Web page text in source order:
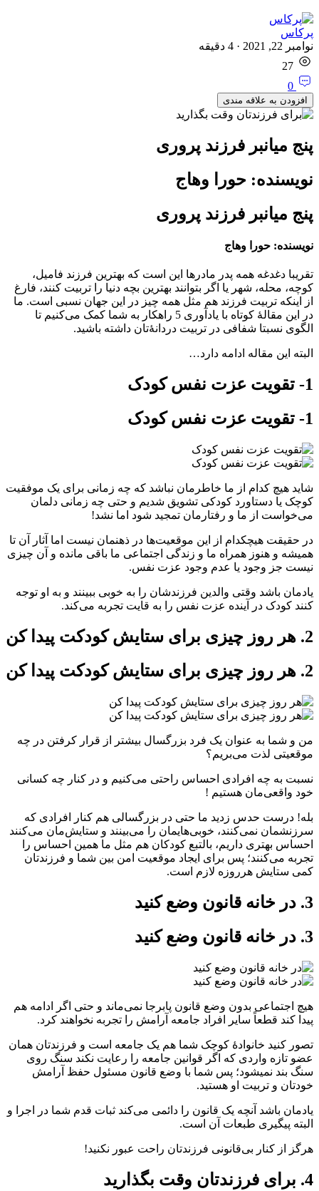
پرکاس
نوامبر 22, 2021
·
4 دقیقه
27
0
افزودن به علاقه مندی
پنج میانبر فرزند پروری
نویسنده: حورا وهاج
پنج میانبر فرزند پروری
نویسنده: حورا وهاج
تقریبا دغدغه همه پدر مادرها این است که بهترین فرزند فامیل،
کوچه، محله، شهر یا اگر بتوانند بهترین بچه دنیا را تربیت کنند، فارغ
از اینکه تربیت فرزند هم مثل همه چیز در این جهان نسبی است. ما
در این مقالۀ کوتاه با یادآوری 5 راهکار به شما کمک می‌کنیم تا
الگوی نسبتا شفافی در تربیت دردانۀتان داشته باشید.
البته این مقاله ادامه دارد…
1- تقویت عزت نفس کودک
1- تقویت عزت نفس کودک
شاید هیچ کدام از ما خاطرمان نباشد که چه زمانی برای یک موفقیت
کوچک یا دستاورد کودکی تشویق شدیم و حتی چه زمانی دلمان
می‌خواست از ما و رفتارمان تمجید شود اما نشد!
در حقیقت هیچکدام از این موقعیت‌ها در ذهنمان نیست اما آثار آن تا
همیشه و هنوز همراه ما و زندگی اجتماعی ما باقی مانده و آن چیزی
نیست جز وجود یا عدم وجود عزت نفس.
یادمان باشد وقتی والدین فرزندشان را به خوبی ببینند و به او توجه
کنند کودک در آینده عزت نفس را به قایت تجربه می‌کند.
2. هر روز چیزی برای ستایش کودکت پیدا کن
2. هر روز چیزی برای ستایش کودکت پیدا کن
من و شما به عنوان یک فرد بزرگسال بیشتر از قرار کرفتن در چه
موقعیتی لذت می‌بریم؟
نسبت به چه افرادی احساس راحتی می‌کنیم و در کنار چه کسانی
خود واقعی‌مان هستیم !
بله! درست حدس زدید ما حتی در بزرگسالی هم کنار افرادی که
سرزنشمان نمی‌کنند، خوبی‌هایمان را می‌بینند و ستایش‌مان می‌کنند
احساس بهتری داریم، بالتبع کودکان هم مثل ما همین احساس را
تجربه می‌کنند؛ پس برای ایجاد موقعیت امن بین شما و فرزندتان
کمی ستایش هرروزه لازم است.
3. در خانه قانون وضع کنید
3. در خانه قانون وضع کنید
هیچ اجتماعی بدون وضع قانون پابرجا نمی‌ماند و حتی اگر ادامه هم
پیدا کند قطعاً سایر افراد جامعه آرامش را تجربه نخواهند کرد.
تصور کنید خانوادۀ کوچک شما هم یک جامعه است و فرزندتان همان
عضو تازه واردی که اگر قوانین جامعه را رعایت نکند سنگ روی
سنگ بند نمی‎شود؛ پس شما با وضع قانون مسئول حفظ آرامش
خودتان و تربیت او هستید.
یادمان باشد آنچه یک قانون را دائمی می‌کند ثبات قدم شما در اجرا و
البته پیگیری طبعات آن است.
هرگز از کنار بی‌قانونی فرزندتان راحت عبور نکنید!
4. برای فرزندتان وقت بگذارید